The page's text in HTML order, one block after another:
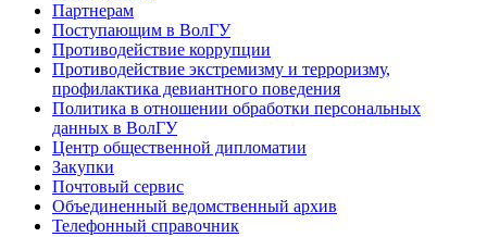
Партнерам
Поступающим в ВолГУ
Противодействие коррупции
Противодействие экстремизму и терроризму,
профилактика девиантного поведения
Политика в отношении обработки персональных
данных в ВолГУ
Центр общественной дипломатии
Закупки
Почтовый сервис
Объединенный ведомственный архив
Телефонный справочник